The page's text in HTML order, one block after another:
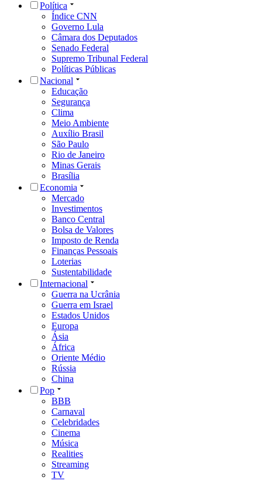
Política
Índice CNN
Governo Lula
Câmara dos Deputados
Senado Federal
Supremo Tribunal Federal
Políticas Públicas
Nacional
Educação
Segurança
Clima
Meio Ambiente
Auxílio Brasil
São Paulo
Rio de Janeiro
Minas Gerais
Brasília
Economia
Mercado
Investimentos
Banco Central
Bolsa de Valores
Imposto de Renda
Finanças Pessoais
Loterias
Sustentabilidade
Internacional
Guerra na Ucrânia
Guerra em Israel
Estados Unidos
Europa
Ásia
África
Oriente Médio
Rússia
China
Pop
BBB
Carnaval
Celebridades
Cinema
Música
Realities
Streaming
TV